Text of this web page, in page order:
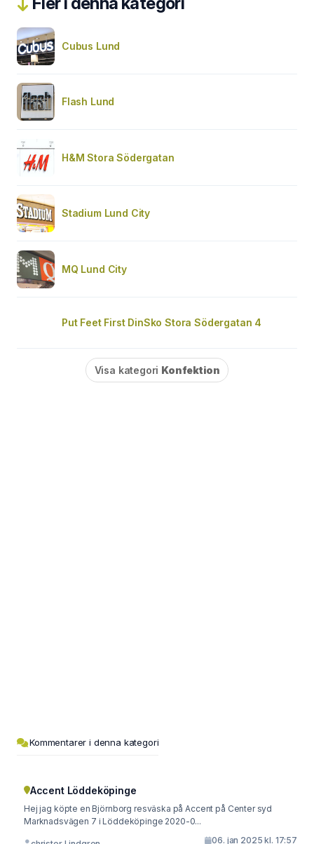
Cubus Lund
Flash Lund
H&M Stora Södergatan
Stadium Lund City
MQ Lund City
Put Feet First DinSko Stora Södergatan 4
Visa kategori Konfektion
Kommentarer i denna kategori
Accent Löddeköpinge
Hej jag köpte en Björnborg resväska på Accent på Center syd
Marknadsvägen 7 i Löddeköpinge 2020-0...
06. jan 2025 kl. 17:57